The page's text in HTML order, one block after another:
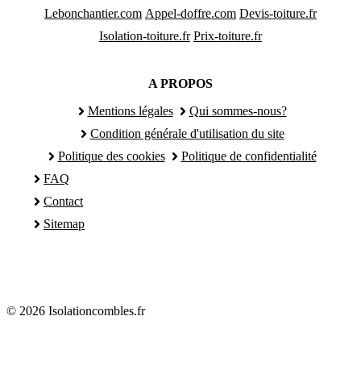
Lebonchantier.com Appel-doffre.com Devis-toiture.fr
Isolation-toiture.fr Prix-toiture.fr
A PROPOS
Mentions légales
Qui sommes-nous?
Condition générale d'utilisation du site
Politique des cookies
Politique de confidentialité
FAQ
Contact
Sitemap
© 2026 Isolationcombles.fr